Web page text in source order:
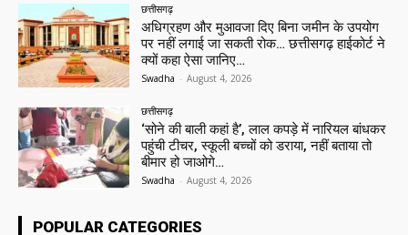
छत्तीसगढ़
अधिग्रहण और मुआवजा दिए बिना जमीन के उपयोग
पर नहीं लगाई जा सकती रोक… छत्तीसगढ़ हाईकोर्ट ने
क्यों कहा ऐसा जानिए…
Swadha - August 4, 2026
छत्तीसगढ़
‘सोने की बाली कहां है’, लाल कपड़े में नारियल बांधकर
पहुंची टीचर, स्कूली बच्चों को डराया, नहीं बताया तो
बीमार हो जाओगे…
Swadha - August 4, 2026
POPULAR CATEGORIES